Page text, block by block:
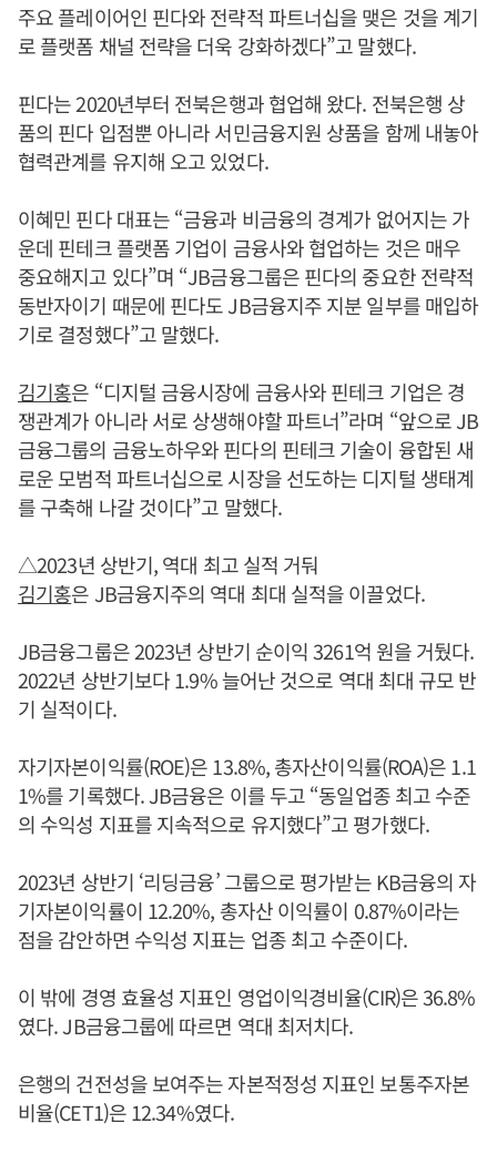
주요 플레이어인 핀다와 전략적 파트너십을 맺은 것을 계기
로 플랫폼 채널 전략을 더욱 강화하겠다”고 말했다.
핀다는 2020년부터 전북은행과 협업해 왔다. 전북은행 상
품의 핀다 입점뿐 아니라 서민금융지원 상품을 함께 내놓아
협력관계를 유지해 오고 있었다.
이혜민 핀다 대표는 “금융과 비금융의 경계가 없어지는 가
운데 핀테크 플랫폼 기업이 금융사와 협업하는 것은 매우
중요해지고 있다”며 “JB금융그룹은 핀다의 중요한 전략적
동반자이기 때문에 핀다도 JB금융지주 지분 일부를 매입하
기로 결정했다”고 말했다.
김기홍은 “디지털 금융시장에 금융사와 핀테크 기업은 경
쟁관계가 아니라 서로 상생해야할 파트너”라며 “앞으로 JB
금융그룹의 금융노하우와 핀다의 핀테크 기술이 융합된 새
로운 모범적 파트너십으로 시장을 선도하는 디지털 생태계
를 구축해 나갈 것이다”고 말했다.
△2023년 상반기, 역대 최고 실적 거둬
김기홍은 JB금융지주의 역대 최대 실적을 이끌었다.
JB금융그룹은 2023년 상반기 순이익 3261억 원을 거뒀다.
2022년 상반기보다 1.9% 늘어난 것으로 역대 최대 규모 반
기 실적이다.
자기자본이익률(ROE)은 13.8%, 총자산이익률(ROA)은 1.1
1%를 기록했다. JB금융은 이를 두고 “동일업종 최고 수준
의 수익성 지표를 지속적으로 유지했다”고 평가했다.
2023년 상반기 ‘리딩금융’ 그룹으로 평가받는 KB금융의 자
기자본이익률이 12.20%, 총자산 이익률이 0.87%이라는
점을 감안하면 수익성 지표는 업종 최고 수준이다.
이 밖에 경영 효율성 지표인 영업이익경비율(CIR)은 36.8%
였다. JB금융그룹에 따르면 역대 최저치다.
은행의 건전성을 보여주는 자본적정성 지표인 보통주자본
비율(CET1)은 12.34%였다.